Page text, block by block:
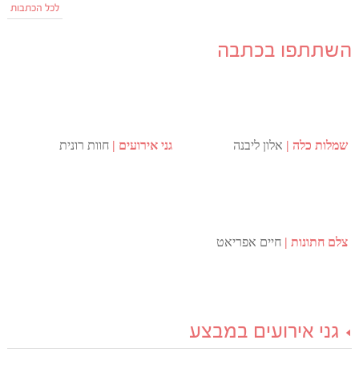
לכל הכתבות
השתתפו בכתבה
שמלות כלה אלון ליבנה גני אירועים חוות רונית
צלם חתונות חיים אפריאט
גני אירועים במבצע